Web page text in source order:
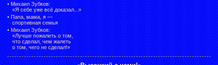
• Михаил Зубков:
«Я себе уже всё доказал...»
• Папа, мама, я —
спортивная семья
• Михаил Зубков:
«Лучше пожалеть о том,
что сделал, чем жалеть
о том, чего не сделал!»